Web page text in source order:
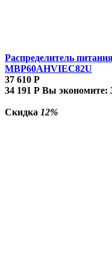
Распределитель
MBP60AHVIEC82U
37 610 Р
34 191 Р Вы экономите:
Скидка 12%